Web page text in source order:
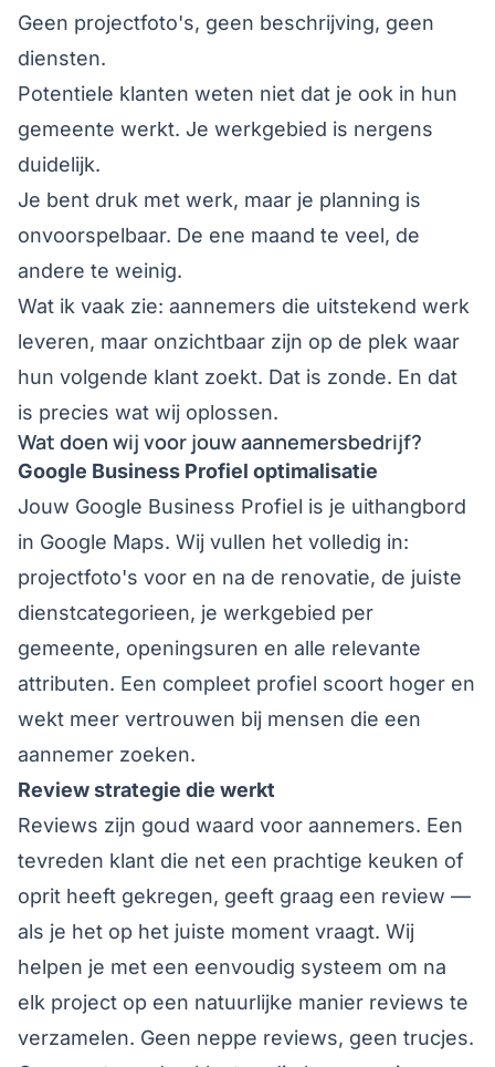
Geen projectfoto's, geen beschrijving, geen
diensten.
Potentiele klanten weten niet dat je ook in hun
gemeente werkt. Je werkgebied is nergens
duidelijk.
Je bent druk met werk, maar je planning is
onvoorspelbaar. De ene maand te veel, de
andere te weinig.
Wat ik vaak zie: aannemers die uitstekend werk
leveren, maar onzichtbaar zijn op de plek waar
hun volgende klant zoekt. Dat is zonde. En dat
is precies wat wij oplossen.
Wat doen wij voor jouw aannemersbedrijf?
Google Business Profiel optimalisatie
Jouw Google Business Profiel is je uithangbord
in Google Maps. Wij vullen het volledig in:
projectfoto's voor en na de renovatie, de juiste
dienstcategorieen, je werkgebied per
gemeente, openingsuren en alle relevante
attributen. Een compleet profiel scoort hoger en
wekt meer vertrouwen bij mensen die een
aannemer zoeken.
Review strategie die werkt
Reviews zijn goud waard voor aannemers. Een
tevreden klant die net een prachtige keuken of
oprit heeft gekregen, geeft graag een review —
als je het op het juiste moment vraagt. Wij
helpen je met een eenvoudig systeem om na
elk project op een natuurlijke manier reviews te
verzamelen. Geen neppe reviews, geen trucjes.